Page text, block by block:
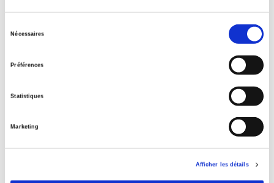
Nécessaires
Préférences
Statistiques
Marketing
Afficher les détails
Développement récents de l'analyse économique